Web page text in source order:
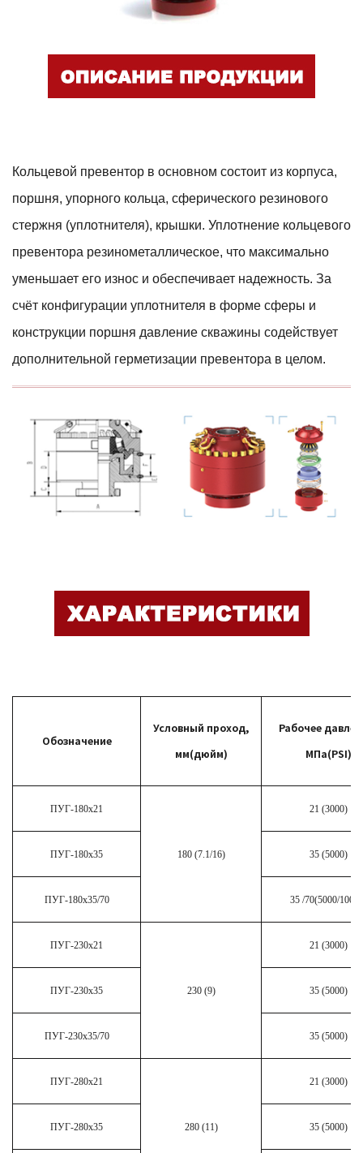
Кольцевой превентор в основном состоит из корпуса,
поршня, упорного кольца, сферического резинового
стержня (уплотнителя), крышки. Уплотнение кольцевого
превентора резинометаллическое, что максимально
уменьшает его износ и обеспечивает надежность. За
счёт конфигурации уплотнителя в форме сферы и
конструкции поршня давление скважины содействует
дополнительной герметизации превентора в целом.
Обозначение
Условный проход,
мм(дюйм)
Рабочее
МПа(PSI)
ПУГ-180х21
180 (7.1/16)
21 (3000)
ПУГ-180х35 35 (5000)
ПУГ-180х35/70 35 /70(5000/
ПУГ-230х21
230 (9)
21 (3000)
ПУГ-230х35 35 (5000)
ПУГ-230х35/70 35 (5000)
ПУГ-280х21
280 (11)
21 (3000)
ПУГ-280х35 35 (5000)